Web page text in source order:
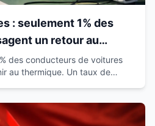
: seulement 1% des
un retour au
des conducteurs de voitures
au thermique. Un taux de